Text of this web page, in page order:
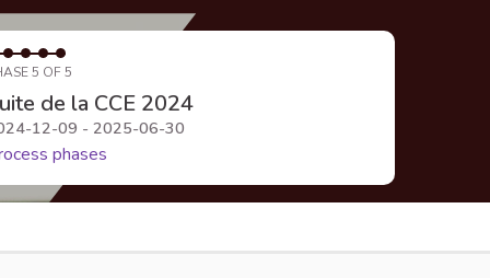
5 OF 5
de la CCE 2024
12-09 - 2025-06-30
phases